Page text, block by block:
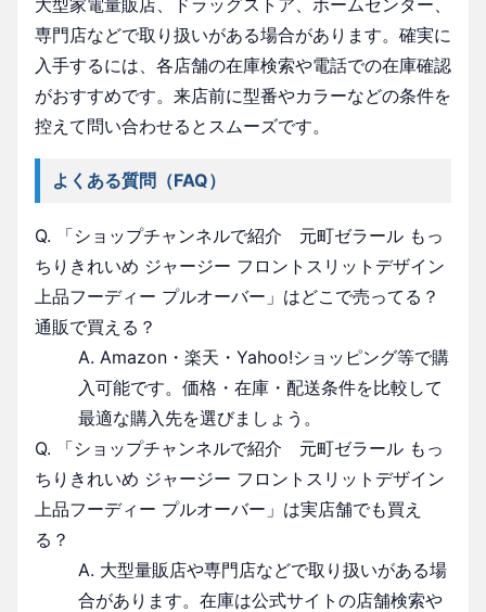
専門店などで取り扱いがある場合があります。確実に
入手するには、各店舗の在庫検索や電話での在庫確認
がおすすめです。来店前に型番やカラーなどの条件を
控えて問い合わせるとスムーズです。
よくある質問（FAQ）
Q. 「ショップチャンネルで紹介 元町ゼラール もっ
ちりきれいめ ジャージー フロントスリットデザイン
上品フーディー プルオーバー」はどこで売ってる？
通販で買える？
A. Amazon・楽天・Yahoo!ショッピング等で購
入可能です。価格・在庫・配送条件を比較して
最適な購入先を選びましょう。
Q. 「ショップチャンネルで紹介 元町ゼラール もっ
ちりきれいめ ジャージー フロントスリットデザイン
上品フーディー プルオーバー」は実店舗でも買え
る？
A. 大型量販店や専門店などで取り扱いがある場
合があります。在庫は公式サイトの店舗検索や